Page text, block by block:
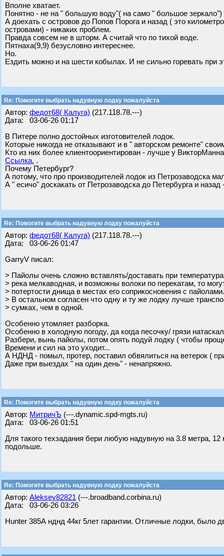
Вполне хватает.
Понятно - не на " большую воду"( на само " большое зеркало")
А доехать с островов до Попов Порога и назад ( это
островами) - никаких проблем.
Правда совсем не в шторм. А считай что по тихой воде.
Пятнаха(9,9) безусловно интереснее.
Но.
Ездить можно и на шести кобылах. И не сильно горевать при
Re: Помогите выбрать надувную лодку пожалуйста
Автор: федот68( Калуга) (217.118.78.---)
Дата: 03-06-26 01:17
В Питере полно достойных изготовителей лодок.
Которые никогда не отказывают и в " авторском ремонте"
Кто из них более клиентоориентирован - лучше у
Ссылка. .
Почему Петербург?
А потому, что про производителей лодок из Петрозаводска
А " есичо" доскакать от Петрозаводска до Петербурга и
Re: Помогите выбрать надувную лодку пожалуйста
Автор: федот68( Калуга) (217.118.78.---)
Дата: 03-06-26 01:47
GarryV писал:
> Пайолы очень сложно вставлять/доставать при
> река мелкаводная, и возможны волоки по перекатам, то
> потертости днища в местах его соприкосновения с пайолами.
> В остальном согласен что одну и ту же лодку лучше
> сумках, чем в одной.
Особенно утомляет разборка.
Особенно в холодную погоду, да когда песочку/ грязи
Разбери, вынь пайолы, потом опять подуй лодку ( чтобы
Времени и сил на это уходит...
А НДНД - помыл, протер, поставил обвялиться на ветерок (
Даже при выездах " на один день" - ненапряжно.
Re: Помогите выбрать надувную лодку пожалуйста
Автор: МитричЪ (---.dynamic.spd-mgts.ru)
Дата: 03-06-26 01:51
Для такого техзадания бери любую надувную на 3.8 метра,
подольше.
Re: Помогите выбрать надувную лодку пожалуйста
Автор: Aleksey82821 (---.broadband.corbina.ru)
Дата: 03-06-26 03:26
Hunter 385А нднд 44кг 5лет гарантии. Отличные лодки, было